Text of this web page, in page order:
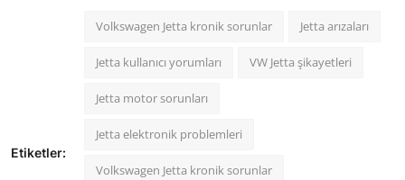
Etiketler:
Volkswagen Jetta kronik sorunlar Jetta arızaları
Jetta kullanıcı yorumları VW Jetta şikayetleri
Jetta motor sorunları
Jetta elektronik problemleri
Volkswagen Jetta kronik sorunlar